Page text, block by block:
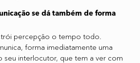
se dá também de forma
percepção o tempo todo.
forma imediatamente uma
seu interlocutor, que tem a ver com